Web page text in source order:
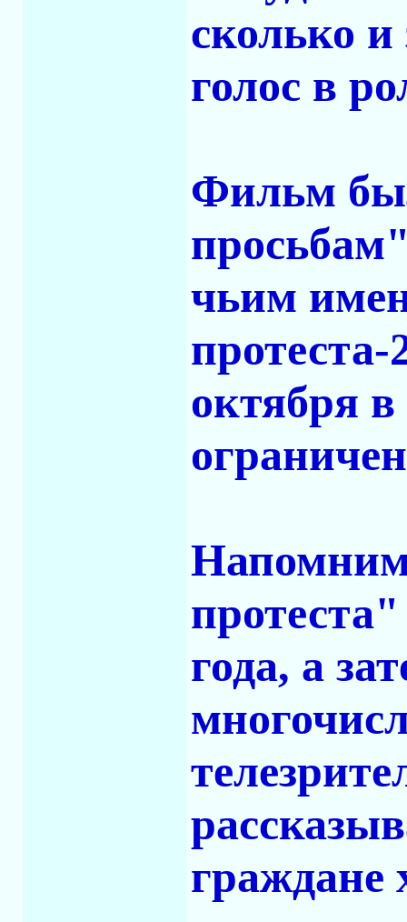
сколько
голос в
Фильм
чьим
октября
года, а
граждане